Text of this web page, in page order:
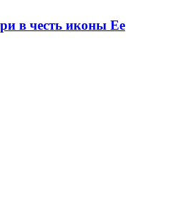
в честь иконы Ее